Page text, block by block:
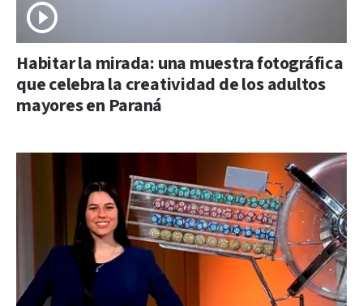
Habitar la mirada: una muestra fotográfica
que celebra la creatividad de los adultos
mayores en Paraná